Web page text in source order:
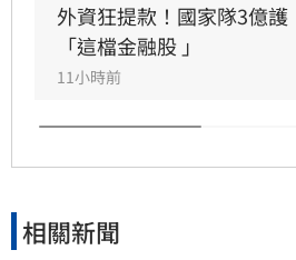
億元，大舉減碼群創與華邦
青睞成為買超冠軍。市場多
鋸，投資人需密切留意後續
流向，短線獲利回吐賣壓是
大盤後市走勢的關鍵指標。
外資狂提款！國家隊3億護
「這檔金融股 」
11小時前
相關新聞